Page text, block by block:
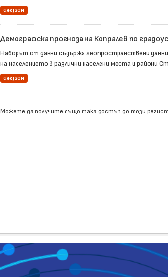
GeoJSON
Демографска прогноза на Копралев по
Наборът от данни съдържа геопространствени
на населението в различни населени места и райони
GeoJSON
Можете да получите също така достъп до този